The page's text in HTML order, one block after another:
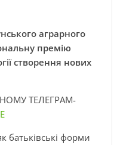
аграрного
премію
створення нових
ТЕЛЕГРАМ-
батьківські форми